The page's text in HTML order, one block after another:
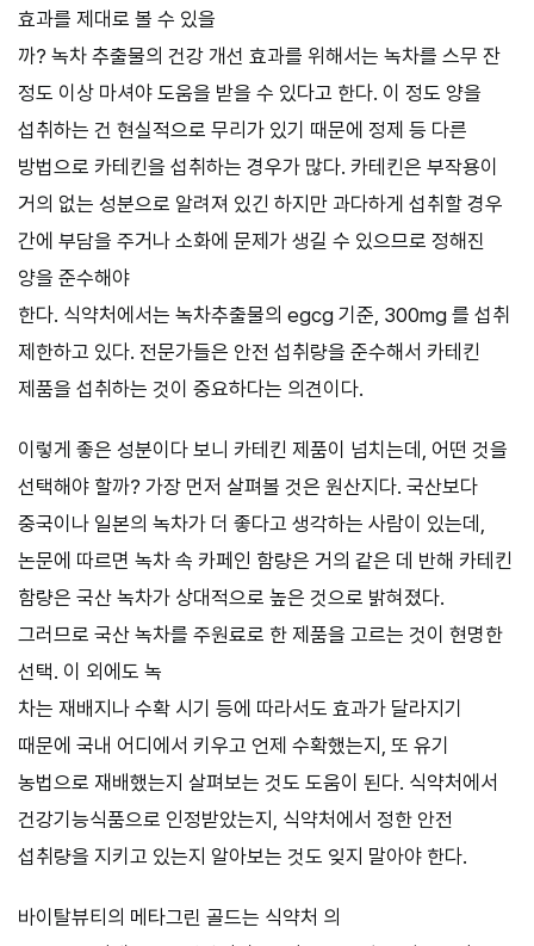
효과를 제대로 볼 수 있을
까? 녹차 추출물의 건강 개선 효과를 위해서는 녹차를 스무 잔
정도 이상 마셔야 도움을 받을 수 있다고 한다. 이 정도 양을
섭취하는 건 현실적으로 무리가 있기 때문에 정제 등 다른
방법으로 카테킨을 섭취하는 경우가 많다. 카테킨은 부작용이
거의 없는 성분으로 알려져 있긴 하지만 과다하게 섭취할 경우
간에 부담을 주거나 소화에 문제가 생길 수 있으므로 정해진
양을 준수해야
한다. 식약처에서는 녹차추출물의 egcg 기준, 300mg 를 섭취
제한하고 있다. 전문가들은 안전 섭취량을 준수해서 카테킨
제품을 섭취하는 것이 중요하다는 의견이다.
이렇게 좋은 성분이다 보니 카테킨 제품이 넘치는데, 어떤 것을
선택해야 할까? 가장 먼저 살펴볼 것은 원산지다. 국산보다
중국이나 일본의 녹차가 더 좋다고 생각하는 사람이 있는데,
논문에 따르면 녹차 속 카페인 함량은 거의 같은 데 반해 카테킨
함량은 국산 녹차가 상대적으로 높은 것으로 밝혀졌다.
그러므로 국산 녹차를 주원료로 한 제품을 고르는 것이 현명한
선택. 이 외에도 녹
차는 재배지나 수확 시기 등에 따라서도 효과가 달라지기
때문에 국내 어디에서 키우고 언제 수확했는지, 또 유기
농법으로 재배했는지 살펴보는 것도 도움이 된다. 식약처에서
건강기능식품으로 인정받았는지, 식약처에서 정한 안전
섭취량을 지키고 있는지 알아보는 것도 잊지 말아야 한다.
바이탈뷰티의 메타그린 골드는 식약처 의